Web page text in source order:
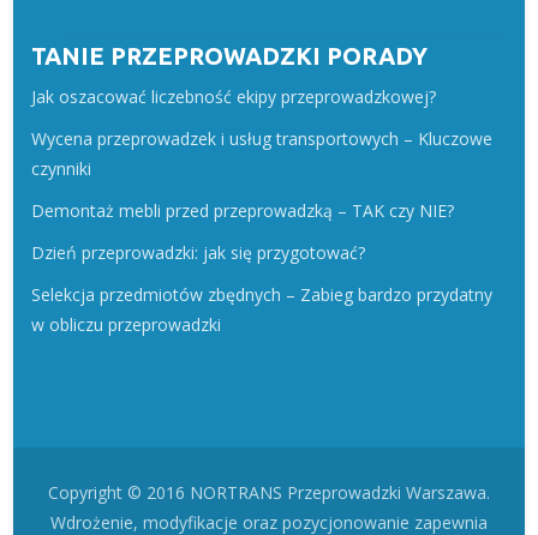
TANIE PRZEPROWADZKI PORADY
Jak oszacować liczebność ekipy przeprowadzkowej?
Wycena przeprowadzek i usług transportowych – Kluczowe
czynniki
Demontaż mebli przed przeprowadzką – TAK czy NIE?
Dzień przeprowadzki: jak się przygotować?
Selekcja przedmiotów zbędnych – Zabieg bardzo przydatny
w obliczu przeprowadzki
Copyright © 2016 NORTRANS Przeprowadzki Warszawa.
Wdrożenie, modyfikacje oraz pozycjonowanie zapewnia